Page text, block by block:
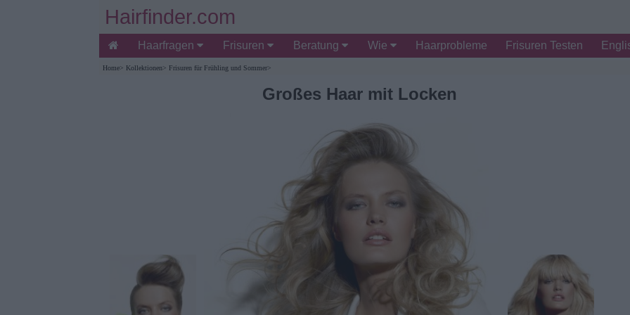
Hairfinder.com
Haarfragen Frisuren Beratung Wie Haarprobleme Frisuren Testen
Home> Kollektionen> Frisuren für Frühling und Sommer>
Großes Haar mit Locken